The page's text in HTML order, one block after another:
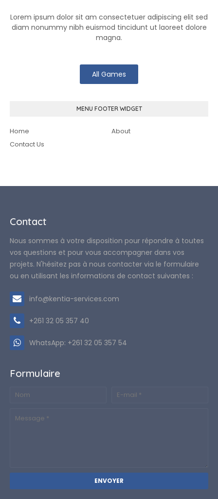
Lorem ipsum dolor sit am consectetuer adipiscing elit sed
diam nonummy nibh euismod tincidunt ut laoreet dolore
magna.
All Games
MENU FOOTER WIDGET
Home
About
Contact Us
Contact
Nous sommes à votre disposition pour répondre à toutes
vos questions et pour vous accompagner dans vos
projets. N'hésitez pas à nous contacter via le formulaire
ou en utilisant les informations de contact suivantes :
info@kentia-services.com
+261 32 05 357 40
WhatsApp: +261 32 05 357 54
Formulaire